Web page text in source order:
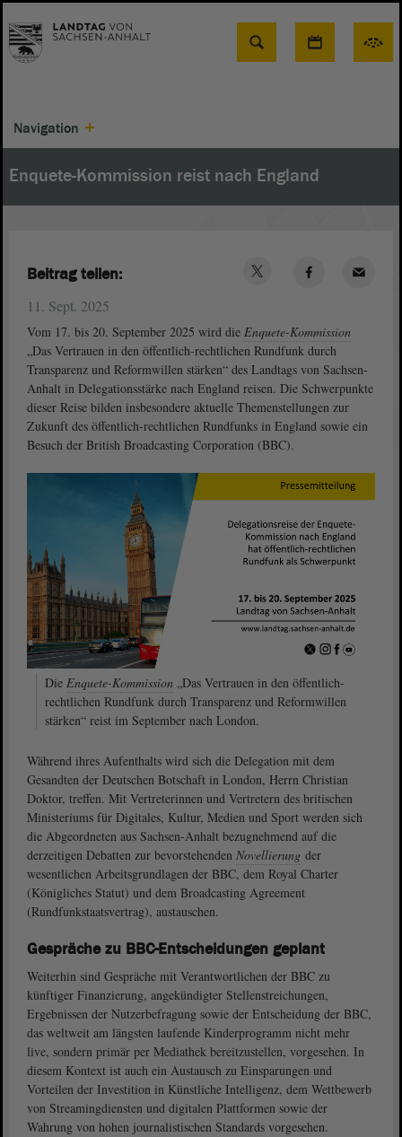
Suche
Navigation
Enquete-Kommission reist nach England
11. Sept. 2025
Vom 17. bis 20. September 2025 wird die Enquete-Kommission
„Das Vertrauen in den öffentlich-rechtlichen Rundfunk durch
Transparenz und Reformwillen stärken“ des Landtags von Sachsen-
Anhalt in Delegationsstärke nach England reisen. Die Schwerpunkte
dieser Reise bilden insbesondere aktuelle Themenstellungen zur
Zukunft des öffentlich-rechtlichen Rundfunks in England sowie ein
Besuch der British Broadcasting Corporation (BBC).
Die Enquete-Kommission „Das Vertrauen in den öffentlich-
rechtlichen Rundfunk durch Transparenz und Reformwillen
stärken“ reist im September nach London.
Während ihres Aufenthalts wird sich die Delegation mit dem
Gesandten der Deutschen Botschaft in London, Herrn Christian
Doktor, treffen. Mit Vertreterinnen und Vertretern des britischen
Ministeriums für Digitales, Kultur, Medien und Sport werden sich
die Abgeordneten aus Sachsen-Anhalt bezugnehmend auf die
derzeitigen Debatten zur bevorstehenden Novellierung der
wesentlichen Arbeitsgrundlagen der BBC, dem Royal Charter
(Königliches Statut) und dem Broadcasting Agreement
(Rundfunkstaatsvertrag), austauschen.
Gespräche zu BBC-Entscheidungen geplant
Weiterhin sind Gespräche mit Verantwortlichen der BBC zu
künftiger Finanzierung, angekündigter Stellenstreichungen,
Ergebnissen der Nutzerbefragung sowie der Entscheidung der BBC,
das weltweit am längsten laufende Kinderprogramm nicht mehr
live, sondern primär per Mediathek bereitzustellen, vorgesehen. In
diesem Kontext ist auch ein Austausch zu Einsparungen und
Vorteilen der Investition in Künstliche Intelligenz, dem Wettbewerb
von Streamingdiensten und digitalen Plattformen sowie der
Wahrung von hohen journalistischen Standards vorgesehen.
Beitrag teilen: